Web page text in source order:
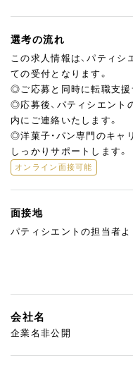
選考の流れ
この求人情報は、パティ
ての受付となります。
◎ご応募と同時に転職支援
◎応募後、パティシエント
内にご連絡いたします。
◎洋菓子・パン専門のキャ
しっかりサポートします。
オンライン面接可能
面接地
パティシエントの担当者よ
会社名
企業名非公開